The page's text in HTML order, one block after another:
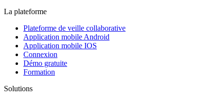
La plateforme
Plateforme de veille collaborative
Application mobile Android
Application mobile IOS
Connexion
Démo gratuite
Formation
Solutions